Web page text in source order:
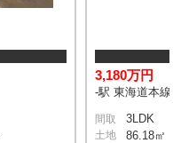
3,180万円
-駅 東海道本
間取 3LDK
土地 86.18㎡